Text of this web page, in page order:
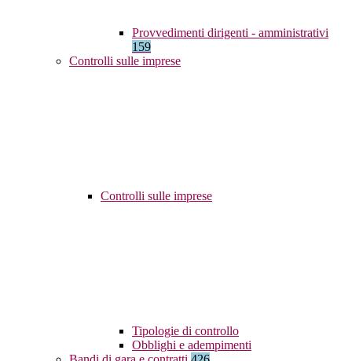
Provvedimenti dirigenti - amministrativi
159
Controlli sulle imprese
Controlli sulle imprese
Tipologie di controllo
Obblighi e adempimenti